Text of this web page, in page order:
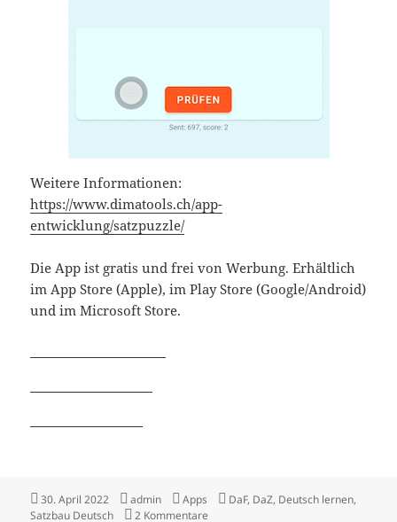
Weitere Informationen:
https://www.dimatools.ch/app-
entwicklung/satzpuzzle/
Die App ist gratis und frei von Werbung. Erhältlich
im App Store (Apple), im Play Store (Google/Android)
und im Microsoft Store.
Veröffentlicht
am
30. April 2022 Autor
admin Kategorien
Apps Schlagwörter
DaF, DaZ, Deutsch lernen,
Satzbau Deutsch
2 Kommentare